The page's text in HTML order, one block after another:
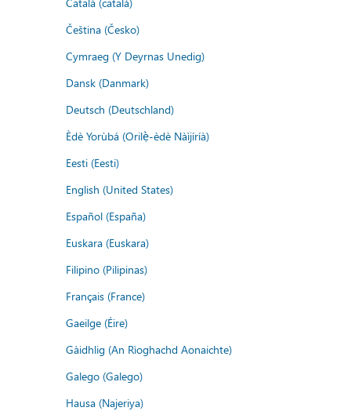
Čeština (Česko)
Cymraeg (Y Deyrnas Unedig)
Dansk (Danmark)
Deutsch (Deutschland)
Èdè Yorùbá (Orilẹ̀-èdè Nàìjíríà)
Eesti (Eesti)
English (United States)
Español (España)
Euskara (Euskara)
Filipino (Pilipinas)
Français (France)
Gaeilge (Éire)
Gàidhlig (An Rìoghachd Aonaichte)
Galego (Galego)
Hausa (Najeriya)